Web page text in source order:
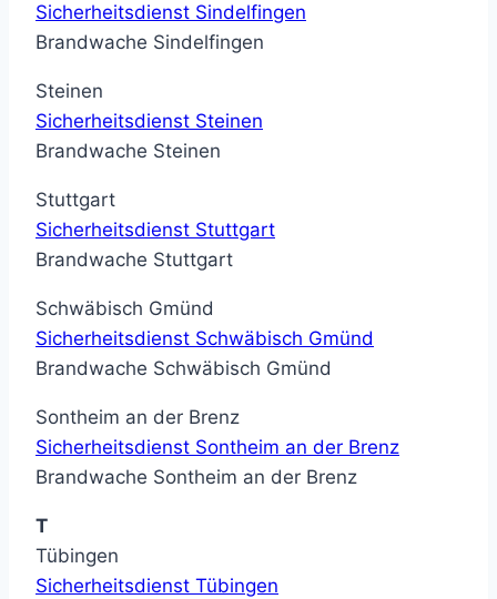
Sicherheitsdienst Sindelfingen
Brandwache Sindelfingen
Steinen
Sicherheitsdienst Steinen
Brandwache Steinen
Stuttgart
Sicherheitsdienst Stuttgart
Brandwache Stuttgart
Schwäbisch Gmünd
Sicherheitsdienst Schwäbisch Gmünd
Brandwache Schwäbisch Gmünd
Sontheim an der Brenz
Sicherheitsdienst Sontheim an der Brenz
Brandwache Sontheim an der Brenz
T
Tübingen
Sicherheitsdienst Tübingen